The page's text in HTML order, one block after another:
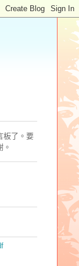
板了。要